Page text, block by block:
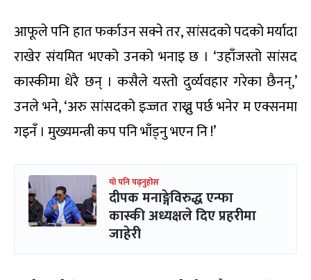
आफूले पनि हात फर्काउन सक्ने तर, सांसदको पदको मर्यादा
राखेर संयमित भएको उनको भनाइ छ । ‘उहाँजस्तो सांसद
कास्कीमा धेरै छन् । कसैले यस्तो दुर्व्यवहार गरेका छैनन्,’
उनले भने, ‘अरु सांसदको इज्जत राख्नु पर्छ भनेर म एक्सनमा
गइनँ । मुख्यमन्त्री कप पनि भाँड्नु भएन नि !’
यो पनि पढ्नुहोस
दीपक मनाङ्गेविरुद्ध एन्फा
कास्की अध्यक्षले दिए प्रहरीमा
जाहेरी